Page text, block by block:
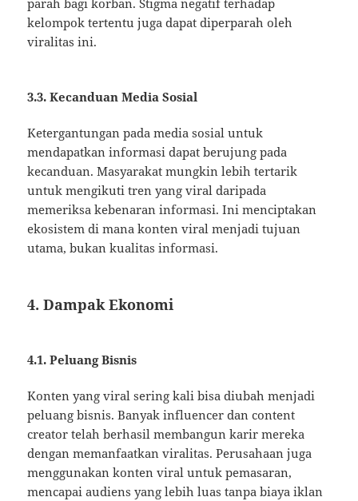
parah bagi korban. Stigma negatif terhadap
kelompok tertentu juga dapat diperparah oleh
viralitas ini.
3.3. Kecanduan Media Sosial
Ketergantungan pada media sosial untuk
mendapatkan informasi dapat berujung pada
kecanduan. Masyarakat mungkin lebih tertarik
untuk mengikuti tren yang viral daripada
memeriksa kebenaran informasi. Ini menciptakan
ekosistem di mana konten viral menjadi tujuan
utama, bukan kualitas informasi.
4. Dampak Ekonomi
4.1. Peluang Bisnis
Konten yang viral sering kali bisa diubah menjadi
peluang bisnis. Banyak influencer dan content
creator telah berhasil membangun karir mereka
dengan memanfaatkan viralitas. Perusahaan juga
menggunakan konten viral untuk pemasaran,
mencapai audiens yang lebih luas tanpa biaya iklan